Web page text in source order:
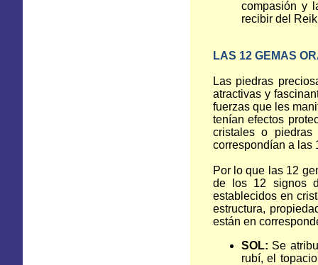
compasión y
recibir del
LAS 12 GEMAS
Las piedras
atractivas y
fuerzas que les
tenían efectos
cristales o piedras
correspondían a las
Por lo que las 12
de los 12 signos
establecidos en
estructura,
están en
SOL: Se
rubí, el